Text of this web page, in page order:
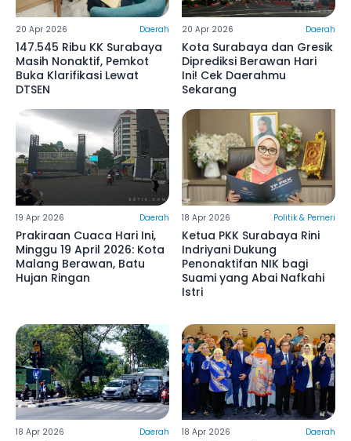
20 Apr 2026 Daerah
147.545 Ribu KK Surabaya
Masih Nonaktif, Pemkot
Buka Klarifikasi Lewat
DTSEN
20 Apr 2026 Daerah
Kota Surabaya dan Gresik
Diprediksi Berawan Hari
Ini! Cek Daerahmu
Sekarang
19 Apr 2026 Daerah
Prakiraan Cuaca Hari Ini,
Minggu 19 April 2026: Kota
Malang Berawan, Batu
Hujan Ringan
18 Apr 2026 Politik & Pemeri
Ketua PKK Surabaya Rini
Indriyani Dukung
Penonaktifan NIK bagi
Suami yang Abai Nafkahi
Istri
18 Apr 2026 Daerah 18 Apr 2026 Daerah